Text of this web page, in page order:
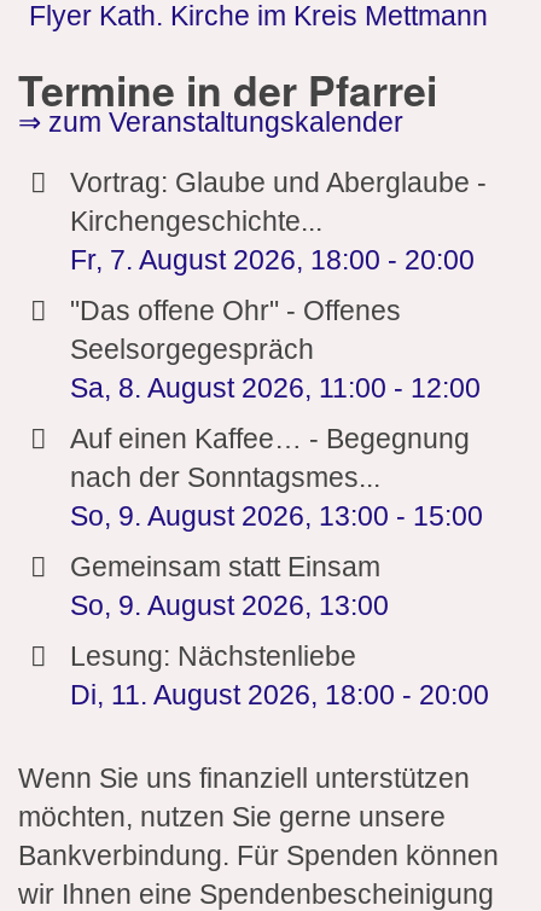
Flyer Kath. Kirche im Kreis Mettmann
Termine in der Pfarrei
⇒ zum Veranstaltungskalender
Vortrag: Glaube und Aberglaube -
Kirchengeschichte...
Fr, 7. August 2026, 18:00 - 20:00
"Das offene Ohr" - Offenes
Seelsorgegespräch
Sa, 8. August 2026, 11:00 - 12:00
Auf einen Kaffee… - Begegnung
nach der Sonntagsmes...
So, 9. August 2026, 13:00 - 15:00
Gemeinsam statt Einsam
So, 9. August 2026, 13:00
Lesung: Nächstenliebe
Di, 11. August 2026, 18:00 - 20:00
Wenn Sie uns finanziell unterstützen
möchten, nutzen Sie gerne unsere
Bankverbindung. Für Spenden können
wir Ihnen eine Spendenbescheinigung